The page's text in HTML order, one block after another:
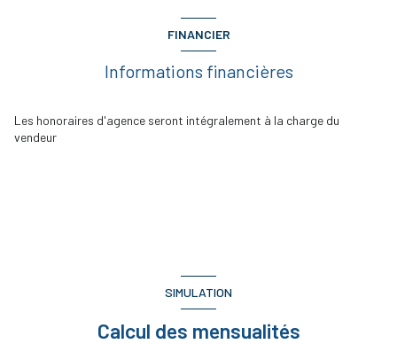
FINANCIER
Informations financières
Les honoraires d'agence seront intégralement à la charge du
vendeur
SIMULATION
Calcul des mensualités